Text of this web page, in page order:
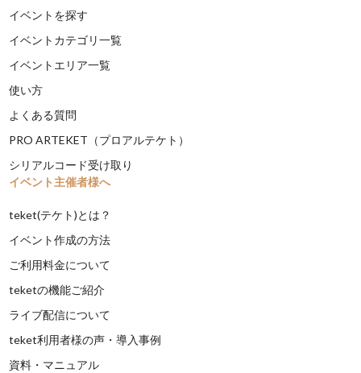
イベントを探す
イベントカテゴリ一覧
イベントエリア一覧
使い方
よくある質問
PRO ARTEKET（プロアルテケト）
シリアルコード受け取り
イベント主催者様へ
teket(テケト)とは？
イベント作成の方法
ご利用料金について
teketの機能ご紹介
ライブ配信について
teket利用者様の声・導入事例
資料・マニュアル